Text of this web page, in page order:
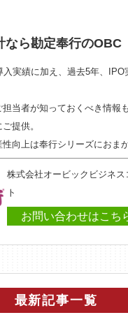
なら勘定奉行のOBC
入実績に加え、過去5年、IPO
当者が知っておくべき情報
提供。
向上は奉行シリーズにおま
株式会社オービックビジネス
ト
お問い合わせはこち
最新記事一覧